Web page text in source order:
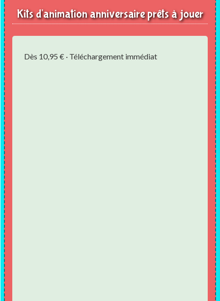
Kits d'animation anniversaire prêts à jouer
Dès 10,95 € · Téléchargement immédiat